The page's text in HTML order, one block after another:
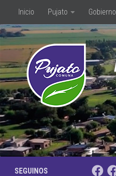
Saltar al contenido
Inicio Pujato Gobierno
SEGUINOS